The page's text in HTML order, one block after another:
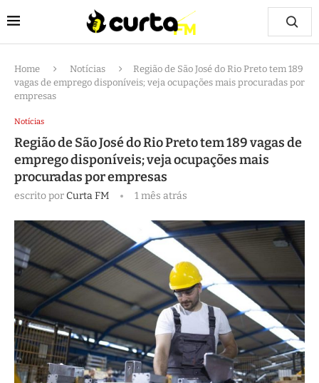
Home Notícias
Região de São José do Rio Preto tem 189
vagas de emprego disponíveis; veja ocupações mais procuradas por
empresas
Notícias
Região de São José do Rio Preto tem 189 vagas de
emprego disponíveis; veja ocupações mais
procuradas por empresas
escrito porCurta FM 1 mês atrás